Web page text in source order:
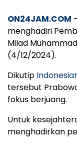
ON24JAM.COM
menghadiri
Milad
(4/12/2024).
Dikutip
tersebut
fokus berjuang.
Untuk
menghadirkan